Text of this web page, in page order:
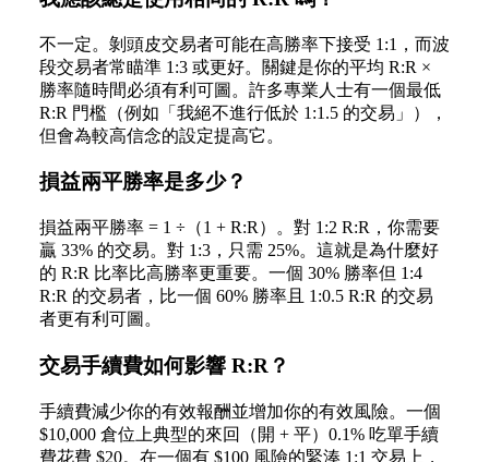
不一定。剝頭皮交易者可能在高勝率下接受 1:1，而波
段交易者常瞄準 1:3 或更好。關鍵是你的平均 R:R ×
勝率隨時間必須有利可圖。許多專業人士有一個最低
R:R 門檻（例如「我絕不進行低於 1:1.5 的交易」），
但會為較高信念的設定提高它。
損益兩平勝率是多少？
損益兩平勝率 = 1 ÷（1 + R:R）。對 1:2 R:R，你需要
贏 33% 的交易。對 1:3，只需 25%。這就是為什麼好
的 R:R 比率比高勝率更重要。一個 30% 勝率但 1:4
R:R 的交易者，比一個 60% 勝率且 1:0.5 R:R 的交易
者更有利可圖。
交易手續費如何影響 R:R？
手續費減少你的有效報酬並增加你的有效風險。一個
$10,000 倉位上典型的來回（開 + 平）0.1% 吃單手續
費花費 $20。在一個有 $100 風險的緊湊 1:1 交易上，